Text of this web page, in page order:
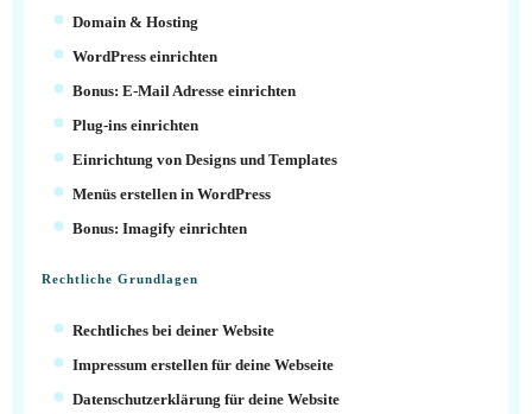
Domain & Hosting
WordPress einrichten
Bonus: E-Mail Adresse einrichten
Plug-ins einrichten
Einrichtung von Designs und Templates
Menüs erstellen in WordPress
Bonus: Imagify einrichten
Rechtliche Grundlagen
Rechtliches bei deiner Website
Impressum erstellen für deine Webseite
Datenschutzerklärung für deine Website